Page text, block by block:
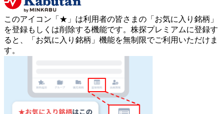
このアイコン 「★」 は利用者の皆さまの 「お気に入り銘柄」
を登録もしくは削除する機能です。 株探プレミアムに登録す
ると、「お気に入り銘柄」機能を無制限でご利用いただけま
す。